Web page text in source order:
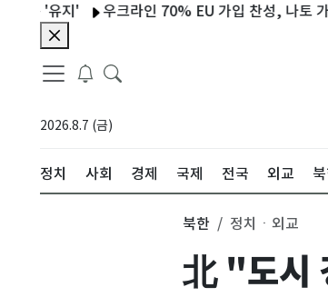
우크라인 70% EU 가입 찬성, 나토 가입은
2026.8.7 (금)
정치 사회 경제 국제 전국 외교
북한 정치ㆍ외교
北 "도시